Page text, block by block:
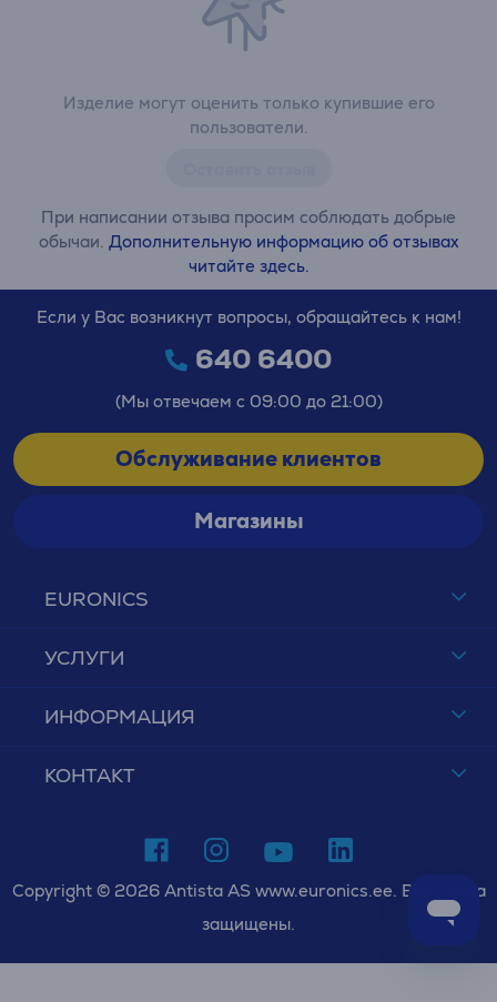
Изделие могут оценить только купившие его
пользователи.
При написании отзыва просим соблюдать добрые
обычаи. Дополнительную информацию об отзывах
читайте здесь.
EURONICS
УСЛУГИ
ИНФОРМАЦИЯ
КОНТАКТ
Если у Вас возникнут вопросы, обращайтесь к нам!
640 6400
(Мы отвечаем с 09:00 до 21:00)
Обслуживание клиентов
Магазины
Copyright © 2026 Antista AS www.euronics.ee. Все права
защищены.